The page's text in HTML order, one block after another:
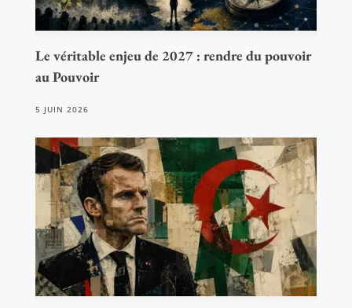
Le véritable enjeu de 2027 : rendre du pouvoir
au Pouvoir
5 JUIN 2026